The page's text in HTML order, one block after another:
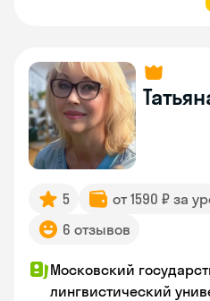
5 от 1590 ₽ за
6 отзывов
Московский
лингвистический